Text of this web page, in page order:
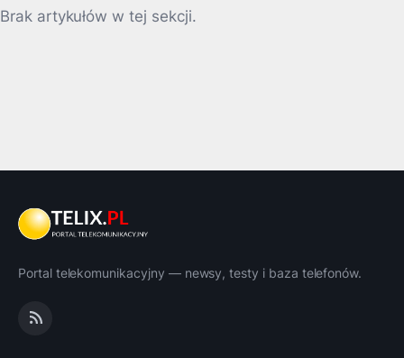
Brak artykułów w tej sekcji.
Portal telekomunikacyjny — newsy, testy i baza telefonów.